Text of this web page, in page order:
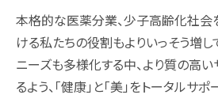
補聴器
エステティックサロン
PUDO
事業内容
取り組み：在宅事業
パート
薬剤師
キャリア採用 正社員
総合職・エステティシャン職
本格的な医薬分業、少子高齢化社会
ける私たちの役割もよりいっそう増し
ニーズも多様化する中、より質の高
るよう、「健康」と「美」をトータルサポ